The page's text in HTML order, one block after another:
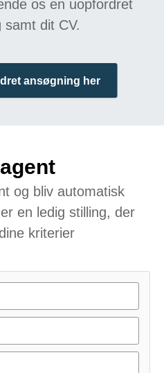
os en uopfordret
samt dit CV.
ansøgning her
og bliv automatisk
en ledig stilling, der
kriterier